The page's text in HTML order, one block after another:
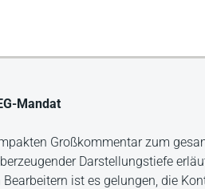
Mandat
Großkommentar zum
Darstellungstiefe
ist es gelungen, die